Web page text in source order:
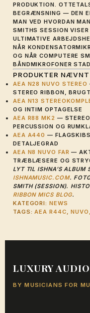
PRODUKTION.
BEGRÆNSNING — DEN
MAN VED HVORDAN
SMITHS SESSION VISER
ULTIMATIVE
NÅR
OG NÅR COMPUTERE
BÅNDMIKROFONER
PRODUKTER NÆVNT
AEA N28 NUVO STEREO
STEREO RIBBON,
AEA N13
OG INTIM OPTAGELSE
AEA R88 MK2 —
PERCUSSION OG
AEA A440 —
DETALJEGRAD
AEA N8 NUVO FAR —
TRÆBLÆSERE OG
LYT TIL ISHNA’S ALBUM
ISHNAMUSIC.COM.
SMITH (SESSION).
RIBBON MICS BLOG.
KATEGORI: NEWS
TAGS:AEA R44C ,NUVO
LUXURY
BY MUSICIANS FOR